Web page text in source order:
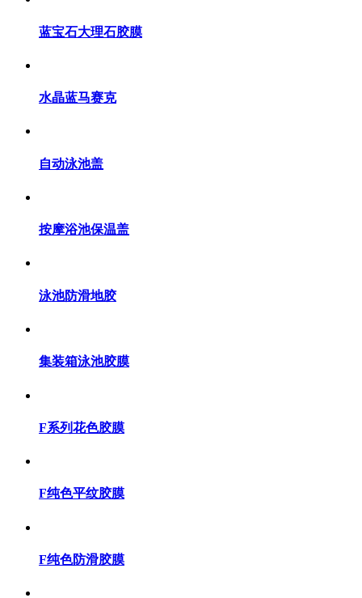
蓝宝石大理石胶膜
水晶蓝马赛克
自动泳池盖
按摩浴池保温盖
泳池防滑地胶
集装箱泳池胶膜
F系列花色胶膜
F纯色平纹胶膜
F纯色防滑胶膜